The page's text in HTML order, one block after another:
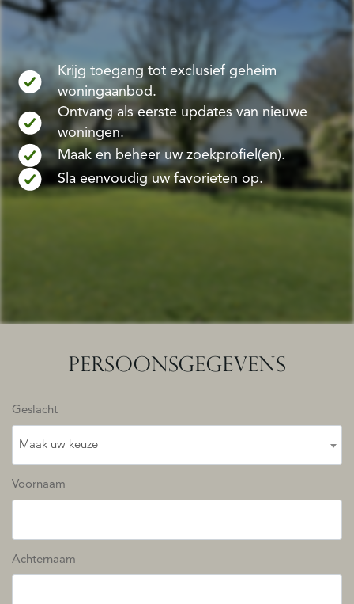
Krijg toegang tot exclusief geheim
woningaanbod.
Ontvang als eerste updates van nieuwe
woningen.
Maak en beheer uw zoekprofiel(en).
Sla eenvoudig uw favorieten op.
PERSOONSGEGEVENS
Geslacht
Maak uw keuze
Voornaam
Achternaam